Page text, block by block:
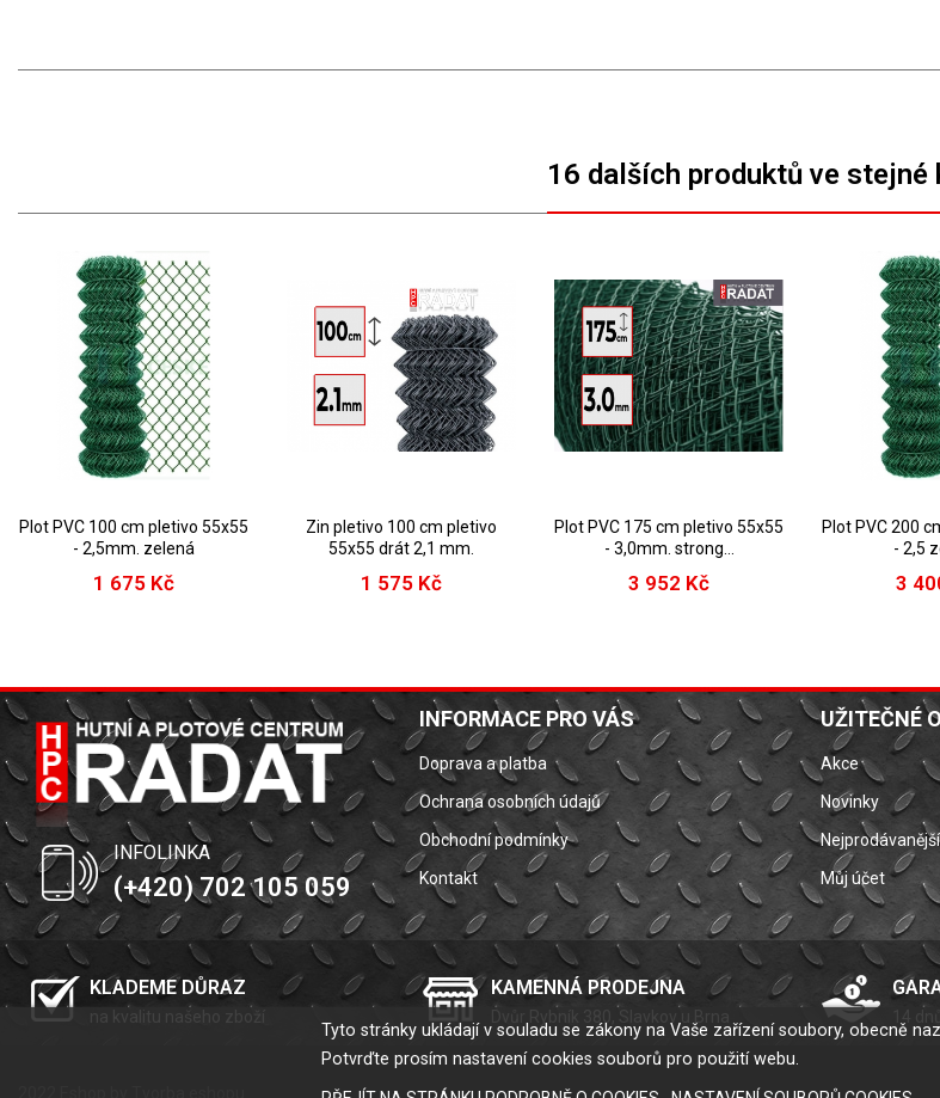
16 dalších produktů ve stejné
Plot PVC 100 cm pletivo 55x55
- 2,5mm. zelená
1 675 Kč
Zin pletivo 100 cm pletivo
55x55 drát 2,1 mm.
1 575 Kč
Plot PVC 175 cm pletivo 55x55
- 3,0mm. strong...
3 952 Kč
Plot PVC 200
- 2,5
3
INFOLINKA
(+420) 702 105 059
INFORMACE PRO VÁS
Doprava a platba
Ochrana osobních údajů
Obchodní podmínky
Kontakt
UŽITEČNÉ
Akce
Novinky
Nejprodávanější
Můj účet
Tyto stránky ukládají v souladu se zákony na Vaše zařízení soubory, obecně
Potvrďte prosím nastavení cookies souborů pro použití webu.
KLADEME DŮRAZ KAMENNÁ PRODEJNA
14